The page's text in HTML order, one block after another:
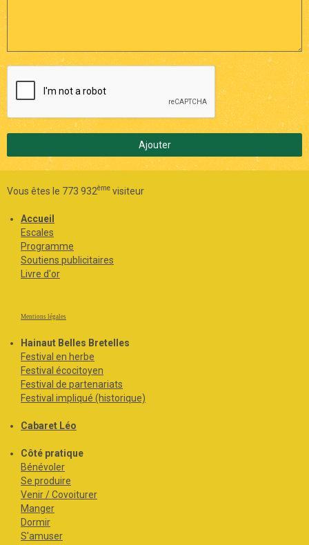
Ajouter
Vous êtes le 773 932ème visiteur
Accueil
Escales
Programme
Soutiens publicitaires
Livre d'or
Mentions légales
Hainaut Belles Bretelles
Festival en herbe
Festival écocitoyen
Festival de partenariats
Festival impliqué (historique)
Cabaret Léo
Côté pratique
Bénévoler
Se produire
Venir / Covoiturer
Manger
Dormir
S'amuser